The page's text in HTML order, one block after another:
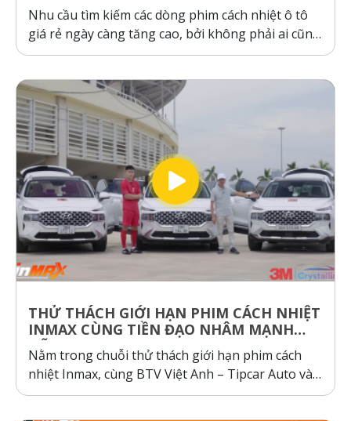
Nhu cầu tìm kiếm các dòng phim cách nhiệt ô tô
giá rẻ ngày càng tăng cao, bởi không phải ai cũng
sẵn sàng bỏ ra hàng chục triệu đồng cho một gói
hãng” và “hàng giả, hàng nhái”...
THỬ THÁCH GIỚI HẠN PHIM CÁCH NHIỆT
INMAX CÙNG TIỀN ĐẠO NHÂM MẠNH
DŨNG
Nằm trong chuỗi thử thách giới hạn phim cách
nhiệt Inmax, cùng BTV Việt Anh – Tipcar Auto và
cầu thủ Nhâm Mạnh Dũng so sánh và kiểm